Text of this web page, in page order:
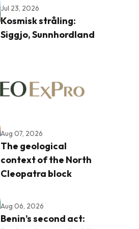
Jul 23, 2026
Kosmisk stråling:
Siggjo, Sunnhordland
Aug 07, 2026
The geological
context of the North
Cleopatra block
Aug 06, 2026
Benin’s second act: